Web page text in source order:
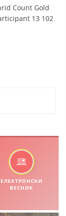
ЕЛЕКТРОНСКИ
ВЕСНИК